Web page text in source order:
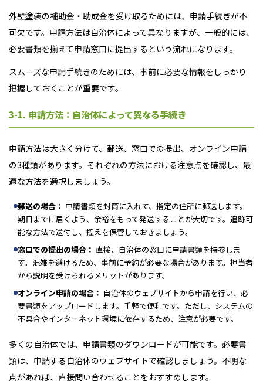
外壁塗装の補助金・助成金を受け取るためには、申請手続きが不
可欠です。申請方法は自治体によって異なりますが、一般的には、
必要書類を揃えて申請窓口に提出するという流れになります。
スムーズな申請手続きのためには、事前に必要な情報をしっかり
把握しておくことが重要です。
3-1. 申請方法：自治体によって異なる手続き
申請方法は大きく分けて、郵送、窓口での提出、オンライン申請
の3種類があります。それぞれの方法における注意点を確認し、最
適な方法を選択しましょう。
郵送の場合： 申請書類を封筒に入れて、指定の住所に郵送します。
期日までに届くよう、余裕をもって発送することが大切です。追跡可
能な方法で送付し、控えを保管しておきましょう。
窓口での提出の場合： 直接、自治体の窓口に申請書類を持参しま
す。混雑を避けるため、事前に予約が必要な場合があります。担当者
から説明を受けられるメリットがあります。
オンライン申請の場合： 自治体のウェブサイトから申請を行い、必
要書類をアップロードします。手軽で便利です。ただし、システムの
不具合やインターネット環境に依存するため、注意が必要です。
多くの自治体では、申請書類のダウンロードが可能です。必要書
類は、申請する自治体のウェブサイトで確認しましょう。不明な
点があれば、直接問い合わせることをおすすめします。